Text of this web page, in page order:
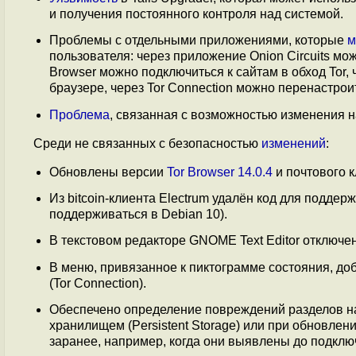
и получения постоянного контроля над системой.
Проблемы с отдельными приложениями, которые
пользователя: через приложение Onion Circuits
Browser можно подключиться к сайтам в обход
браузере, через Tor Connection можно
Проблема, связанная с возможностью изменения
Среди не связанных с безопасностью изменений:
Обновлены версии Tor Browser 14.0.4 и почтового
Из bitcoin-клиента Electrum удалён код для
поддерживаться в Debian 10).
В текстовом редакторе GNOME Text Editor
В меню, привязанное к пиктограмме состояния,
(Tor Connection).
Обеспечено определение повреждений разделов
хранилищем (Persistent Storage) или при
заранее, например, когда они выявлены до